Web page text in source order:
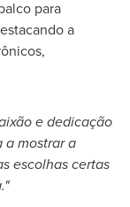
para
a
e dedicação
a mostrar a
escolhas certas